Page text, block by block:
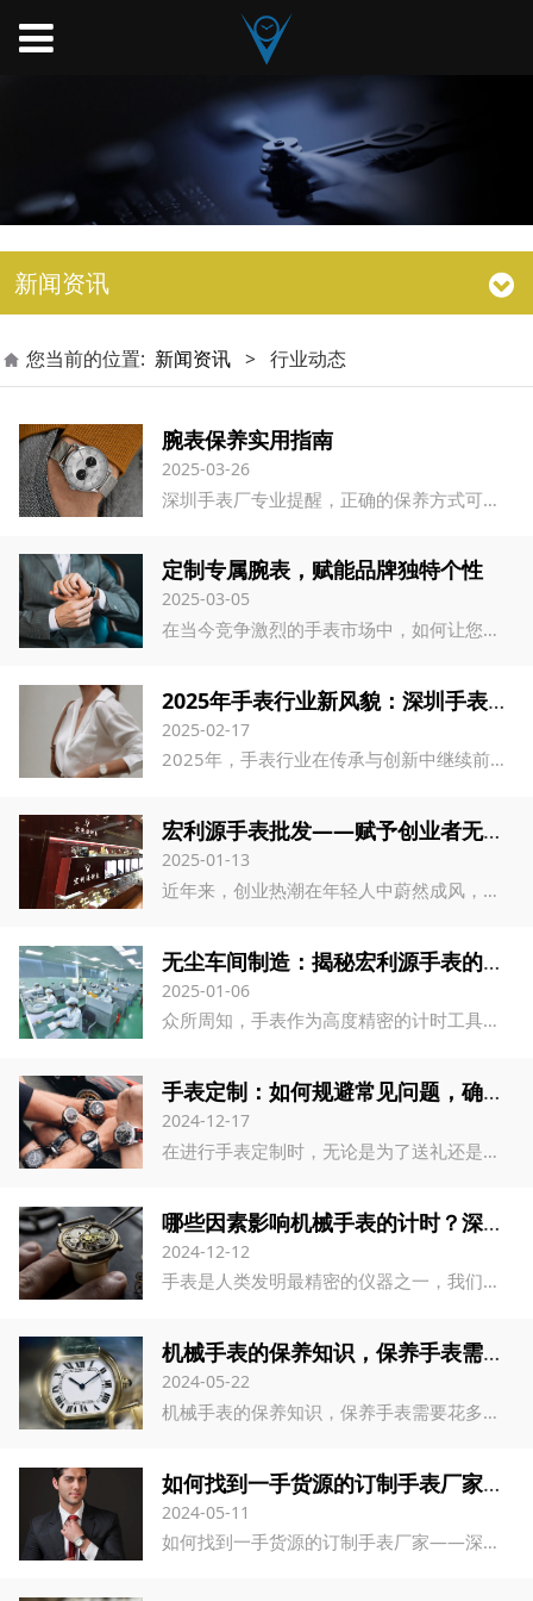
新闻资讯
您当前的位置: 新闻资讯 > 行业动态
腕表保养实用指南
2025-03-26
深圳手表厂专业提醒，正确的保养方式可以让您的爱表使用寿命延长5-8年。宏利源钟表售后中心数据显示，定期保养的手表维修率降低60%以上。
定制专属腕表，赋能品牌独特个性
2025-03-05
在当今竞争激烈的手表市场中，如何让您的品牌脱颖而出？手表定制厂家将成为您实现品牌独特性和市场竞争优势的可靠合作伙伴。宏利源钟表凭借卓越的品质、高效的定制流程和出色的服务，助力客户在市场上取得显著成功。
2025年手表行业新风貌：深圳手表厂家引领定制潮流，宏利源钟表厂家闪耀其中
2025-02-17
2025年，手表行业在传承与创新中继续前行，呈现出多元化的流行趋势和蓬勃发展的行业动态。在这一浪潮中，深圳手表厂家以其卓越的品质、创新的设计和灵活的定制服务，成为了引领行业发展的重要力量。
宏利源手表批发——赋予创业者无限可能
2025-01-13
近年来，创业热潮在年轻人中蔚然成风，成为了一种新时代的潮流。在这股潮流中，批发手表并在天猫、微信朋友圈等各大平台上销售，成为了众多创业者的首选。这一趋势的兴起，无疑为手表批发厂家创造了巨大的市场空间，更为无数怀揣梦想的创业者铺设了一条通往成功的道路。
无尘车间制造：揭秘宏利源手表的高品质生产流程与定制服务
2025-01-06
众所周知，手表作为高度精密的计时工具，其制造技艺的要求极为严苛。那么，为何非得在无尘车间中生产手表呢？让我们以宏利源手表为例，深入探讨这一话题。
手表定制：如何规避常见问题，确保完美交付
2024-12-17
在进行手表定制时，无论是为了送礼还是销售，过程中总会遇到一些挑战。基于多年的手表定制经验，宏利源手表定制厂家将为您揭示定制过程中可能遇到的问题，并提供解决方案与避免策略。
哪些因素影响机械手表的计时？深圳手表厂家宏利源分享
2024-12-12
手表是人类发明最精密的仪器之一，我们都知道石英手表比机械手表的走时准，那么有哪些原因会影响机械手表的计时呢？宏利源手表生产厂家为您分享。
机械手表的保养知识，保养手表需要花多少钱？——宏利源深圳手表厂
2024-05-22
机械手表的保养知识，保养手表需要花多少钱？——宏利源深圳手表厂
如何找到一手货源的订制手表厂家——深圳宏利源钟表
2024-05-11
如何找到一手货源的订制手表厂家——深圳宏利源钟表